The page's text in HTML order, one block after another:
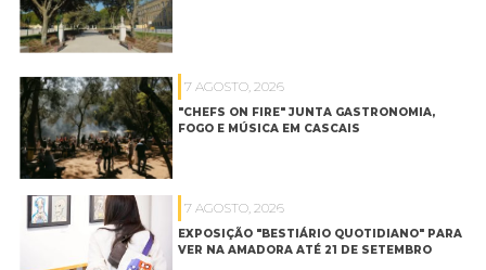
7 AGOSTO, 2026
"CHEFS ON FIRE" JUNTA GASTRONOMIA,
FOGO E MÚSICA EM CASCAIS
7 AGOSTO, 2026
EXPOSIÇÃO "BESTIÁRIO QUOTIDIANO" PARA
VER NA AMADORA ATÉ 21 DE SETEMBRO